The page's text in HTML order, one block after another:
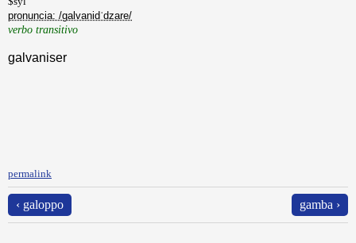
pronuncia: /galvanidˈdzare/
verbo transitivo
galvaniser
permalink
‹ galoppo gamba ›